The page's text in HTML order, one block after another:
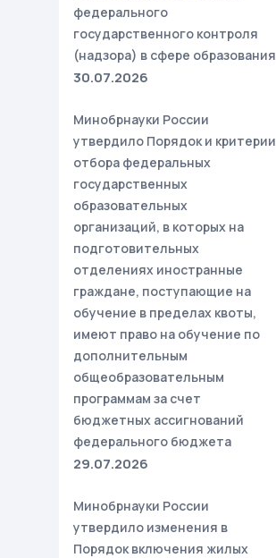
федерального
государственного контроля
(надзора) в сфере образования
30.07.2026
Минобрнауки России
утвердило Порядок и критерии
отбора федеральных
государственных
образовательных
организаций, в которых на
подготовительных
отделениях иностранные
граждане, поступающие на
обучение в пределах квоты,
имеют право на обучение по
дополнительным
общеобразовательным
программам за счет
бюджетных ассигнований
федерального бюджета
29.07.2026
Минобрнауки России
утвердило изменения в
Порядок включения жилых